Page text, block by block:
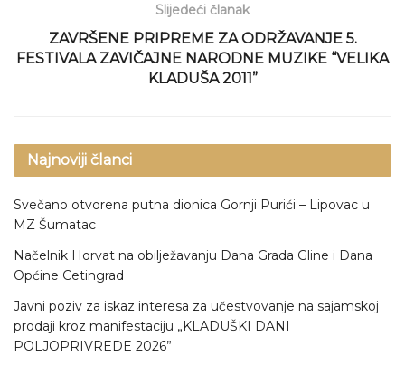
Slijedeći članak
ZAVRŠENE PRIPREME ZA ODRŽAVANJE 5.
FESTIVALA ZAVIČAJNE NARODNE MUZIKE “VELIKA
KLADUŠA 2011”
Najnoviji članci
Svečano otvorena putna dionica Gornji Purići – Lipovac u
MZ Šumatac
Načelnik Horvat na obilježavanju Dana Grada Gline i Dana
Općine Cetingrad
Javni poziv za iskaz interesa za učestvovanje na sajamskoj
prodaji kroz manifestaciju „KLADUŠKI DANI
POLJOPRIVREDE 2026”